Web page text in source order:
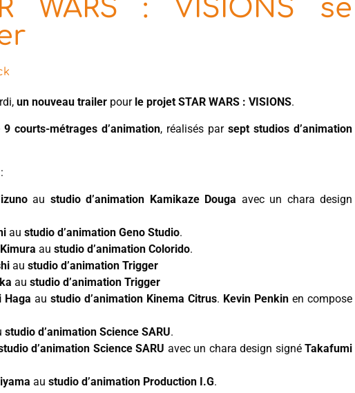
WARS : VISIONS se
un nouveau trailer pour le projet STAR WARS : VISIONS.
9 courts-métrages d’animation, réalisés par sept studios d’animation
au studio d’animation Kamikaze Douga avec un chara design
au studio d’animation Geno Studio.
au studio d’animation Colorido.
au studio d’animation Trigger
au studio d’animation Trigger
Haga au studio d’animation Kinema Citrus. Kevin Penkin en compose
studio d’animation Science SARU.
d’animation Science SARU avec un chara design signéTakafumi
au studio d’animation Production I.G.